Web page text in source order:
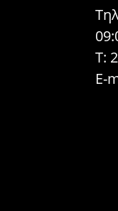
Τ:
E-